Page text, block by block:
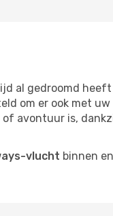
al gedroomd
om er ook met
of avontuur is,
vlucht binnen